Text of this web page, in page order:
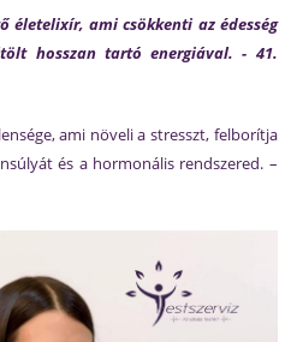
életelixír, ami csökkenti az édesség
hosszan tartó energiával. - 41.
ami növeli a stresszt, felborítja
és a hormonális rendszered. –